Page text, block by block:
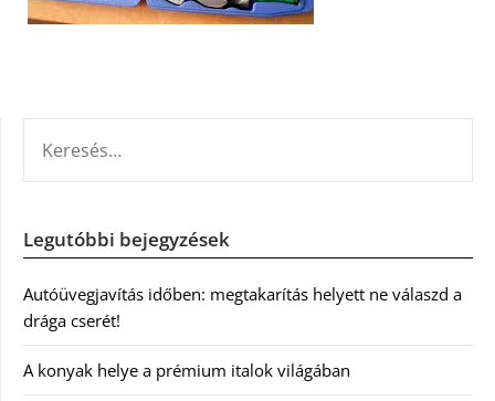
Legutóbbi bejegyzések
Autóüvegjavítás időben: megtakarítás helyett ne válaszd a
drága cserét!
A konyak helye a prémium italok világában